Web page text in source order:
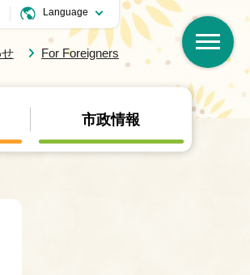
For Foreigners
市政情報